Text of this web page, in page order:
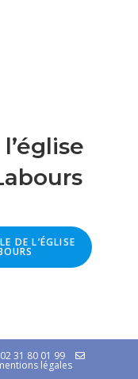
DE L’ÉGLISE
02 31 80 01 99
légales